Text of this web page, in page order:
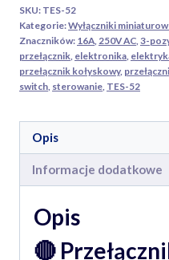
II)
|
Czerwony
|
250V
SKU: TES-52
Kategorie:Wyłączniki
Znaczników: 16A 250V AC 3-
przełącznik elektronika
przełącznik kołyskowy,
switch sterowanie TES-52
Opis
Informacje dodatkowe
Opis
🔴